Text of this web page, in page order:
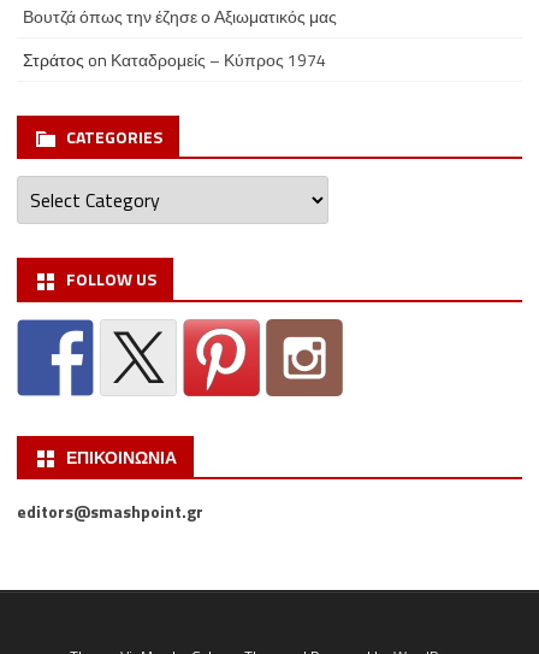
Βουτζά όπως την έζησε ο Αξιωματικός μας
Στράτος on Καταδρομείς – Κύπρος 1974
CATEGORIES
Categories
FOLLOW US
ΕΠΙΚΟΙΝΩΝΙΑ
editors@smashpoint.gr